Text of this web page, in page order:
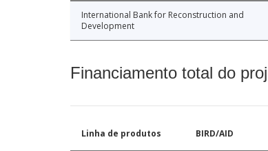
International Bank for Reconstruction and
Development
Financiamento total do
Linha de produtos BIRD/AID